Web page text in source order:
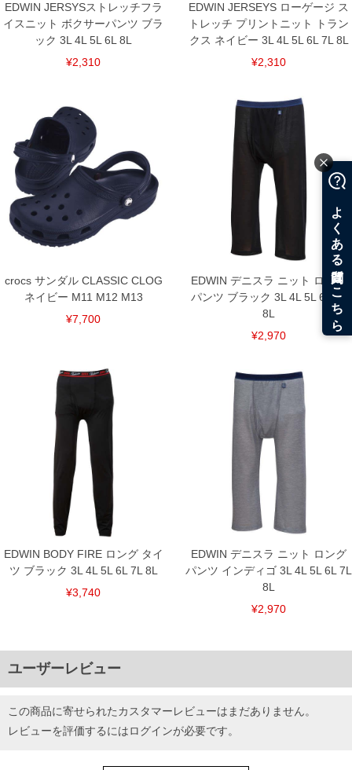
EDWIN JERSYSストレッチフラ
イスニット ボクサーパンツ ブラ
ック 3L 4L 5L 6L 8L
¥2,310
EDWIN JERSEYS ローゲージ ス
トレッチ プリントニット トラン
クス ネイビー 3L 4L 5L 6L 7L 8L
¥2,310
crocs サンダル CLASSIC CLOG
ネイビー M11 M12 M13
¥7,700
EDWIN デニスラ ニット ロング
パンツ ブラック 3L 4L 5L 6L 7L
8L
¥2,970
EDWIN BODY FIRE ロング タイ
ツ ブラック 3L 4L 5L 6L 7L 8L
¥3,740
EDWIN デニスラ ニット ロング
パンツ インディゴ 3L 4L 5L 6L 7L
8L
¥2,970
ユーザーレビュー
この商品に寄せられたカスタマーレビューはまだありません。
レビューを評価するにはログインが必要です。